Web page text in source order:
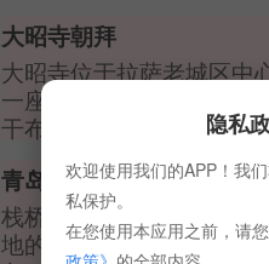
大昭寺朝拜
大昭寺位于拉萨老城区中
一座藏传佛教寺院，是藏
干布建造，...
青岛栈桥
栈桥每到冬季都有从西伯
地的海鸥陆陆续续来青岛
隐私
欢迎使用我们的APP！我
私保护。
在您使用本应用之前，请